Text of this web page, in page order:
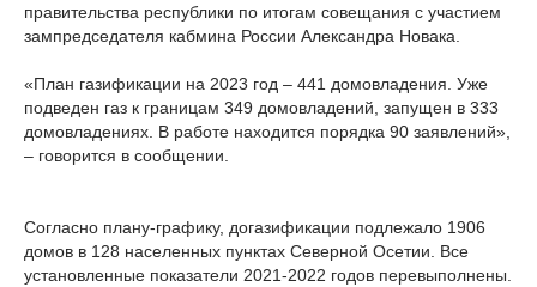
правительства республики по итогам совещания с участием
зампредседателя кабмина России Александра Новака.
«План газификации на 2023 год – 441 домовладения. Уже
подведен газ к границам 349 домовладений, запущен в 333
домовладениях. В работе находится порядка 90 заявлений»,
– говорится в сообщении.
Согласно плану-графику, догазификации подлежало 1906
домов в 128 населенных пунктах Северной Осетии. Все
установленные показатели 2021-2022 годов перевыполнены.